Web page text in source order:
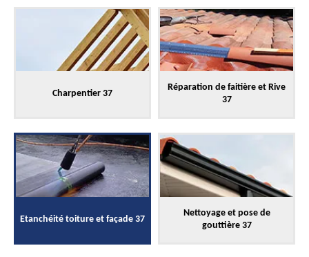
Charpentier 37
Réparation de faitière et Rive
37
Etanchéité toiture et façade 37
Nettoyage et pose de
gouttière 37